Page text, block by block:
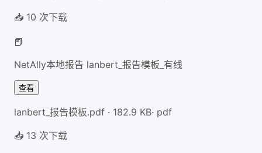
📥 10 次下载
📕
NetAlly本地报告 lanbert_报告模板_有线
查看
lanbert_报告模板.pdf · 182.9 KB· pdf
📥 13 次下载